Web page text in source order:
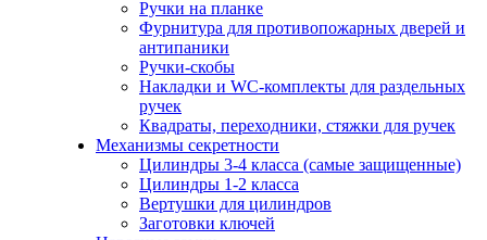
Ручки на планке
Фурнитура для противопожарных дверей и
антипаники
Ручки-скобы
Накладки и WC-комплекты для раздельных
ручек
Квадраты, переходники, стяжки для ручек
Механизмы секретности
Цилиндры 3-4 класса (самые защищенные)
Цилиндры 1-2 класса
Вертушки для цилиндров
Заготовки ключей